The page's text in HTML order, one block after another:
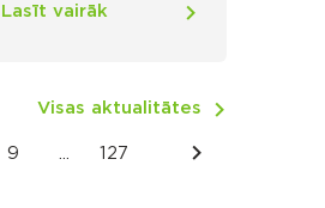
Lasīt vairāk
Visas aktualitātes